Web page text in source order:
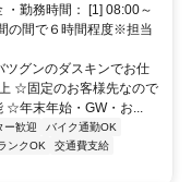
勤務時間： [1] 08:00～
の間で６時間程度※担当
グンのダスキンでお仕
☆固定のお客様先なので
☆年末年始・GW・お...
ー歓迎
バイク通勤OK
ンクOK
交通費支給